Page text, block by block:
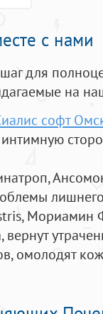
с нами
для
на
софт
Мориамин
омолодят